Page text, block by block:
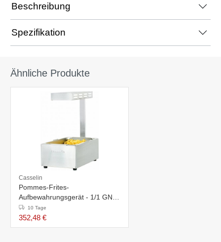
Beschreibung
Spezifikation
Ähnliche Produkte
Casselin
Pommes-Frites-
Aufbewahrungsgerät - 1/1 GN -
Infrarotlampe - 335x563x (H)
660mm
10 Tage
352,48 €